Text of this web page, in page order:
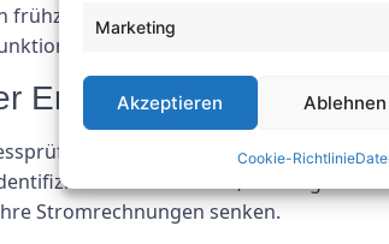
Marketing
Akzeptieren Ablehnen
Cookie-Richtlinie
frühzeitig erkennen und beheben,
Energieeffizienz
können dazu beitragen,
und beheben, die
Stromrechnungen senken.